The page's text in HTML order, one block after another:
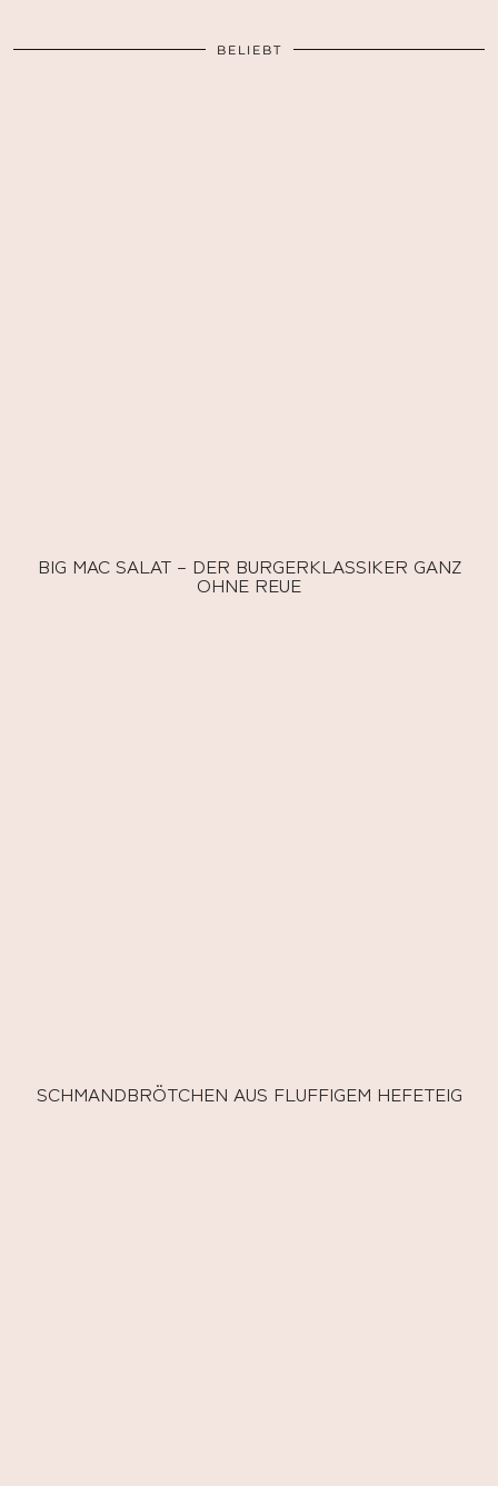
BELIEBT
BIG MAC SALAT – DER BURGERKLASSIKER GANZ
OHNE REUE
SCHMANDBRÖTCHEN AUS FLUFFIGEM HEFETEIG